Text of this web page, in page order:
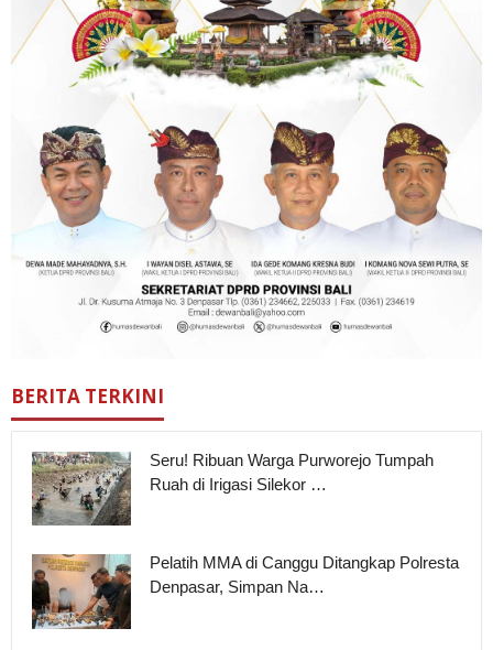
BERITA TERKINI
Seru! Ribuan Warga Purworejo Tumpah
Ruah di Irigasi Silekor …
Pelatih MMA di Canggu Ditangkap Polresta
Denpasar, Simpan Na…